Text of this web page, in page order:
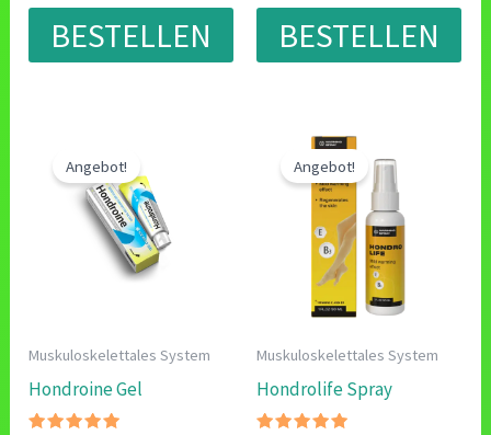
von 5 war:
€78.00
ist:
€39.00.
BESTELLEN
von 5 war:
€78.00
ist:
€39.00.
BESTELLEN
Angebot!
Muskuloskelettales System
Hondroine Gel
Angebot!
Muskuloskelettales System
Hondrolife Spray